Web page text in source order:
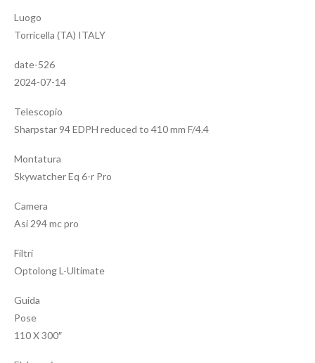
Luogo
Torricella (TA) ITALY
date-526
2024-07-14
Telescopio
Sharpstar 94 EDPH reduced to 410 mm F/4.4
Montatura
Skywatcher Eq 6-r Pro
Camera
Asi 294 mc pro
Filtri
Optolong L-Ultimate
Guida
Pose
110 X 300″